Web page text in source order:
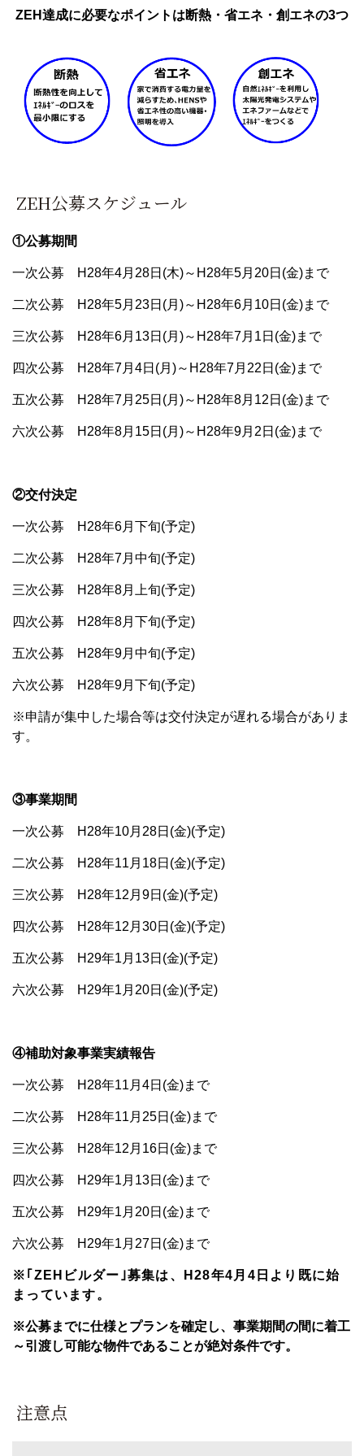
ZEH達成に必要なポイントは断熱・省エネ・創エネの3つ
ZEH公募スケジュール
①公募期間
一次公募 H28年4月28日(木)～H28年5月20日(金)まで
二次公募 H28年5月23日(月)～H28年6月10日(金)まで
三次公募 H28年6月13日(月)～H28年7月1日(金)まで
四次公募 H28年7月4日(月)～H28年7月22日(金)まで
五次公募 H28年7月25日(月)～H28年8月12日(金)まで
六次公募 H28年8月15日(月)～H28年9月2日(金)まで
②交付決定
一次公募 H28年6月下旬(予定)
二次公募 H28年7月中旬(予定)
三次公募 H28年8月上旬(予定)
四次公募 H28年8月下旬(予定)
五次公募 H28年9月中旬(予定)
六次公募 H28年9月下旬(予定)
※申請が集中した場合等は交付決定が遅れる場合がありま
す。
③事業期間
一次公募 H28年10月28日(金)(予定)
二次公募 H28年11月18日(金)(予定)
三次公募 H28年12月9日(金)(予定)
四次公募 H28年12月30日(金)(予定)
五次公募 H29年1月13日(金)(予定)
六次公募 H29年1月20日(金)(予定)
④補助対象事業実績報告
一次公募 H28年11月4日(金)まで
二次公募 H28年11月25日(金)まで
三次公募 H28年12月16日(金)まで
四次公募 H29年1月13日(金)まで
五次公募 H29年1月20日(金)まで
六次公募 H29年1月27日(金)まで
※｢ZEHビルダー｣募集は、H28年4月4日より既に始
まっています。
※公募までに仕様とプランを確定し、事業期間の間に着工
～引渡し可能な物件であることが絶対条件です。
注意点